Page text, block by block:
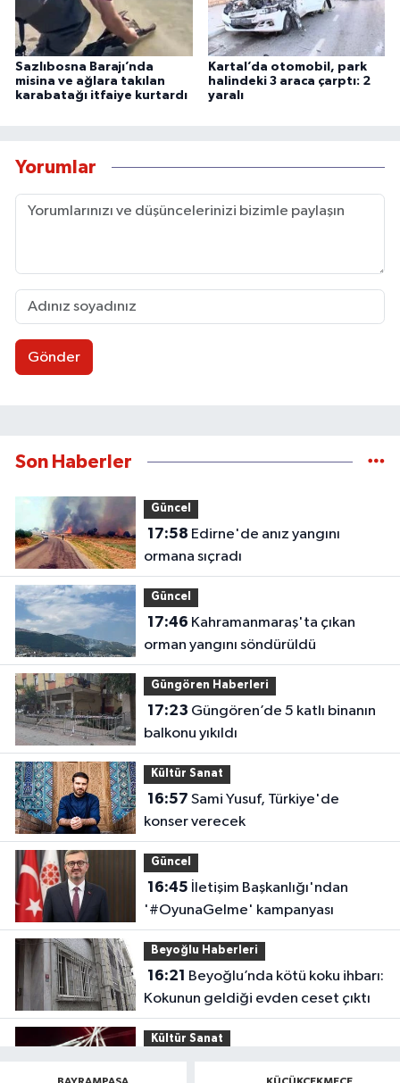
Sazlıbosna Barajı’nda
misina ve ağlara takılan
karabatağı itfaiye kurtardı
Kartal’da otomobil, park
halindeki 3 araca çarptı: 2
yaralı
Yorumlar
Gönder
Son Haberler
Güncel
17:58
ormana sıçradı
Güncel
17:46
orman yangını söndürüldü
Güngören Haberleri
17:23
balkonu yıkıldı
Kültür Sanat
16:57
konser verecek
Güncel
16:45
'#OyunaGelme' kampanyası
Beyoğlu Haberleri
16:21
Kokunun geldiği evden ceset çıktı
Kültür Sanat
BAYRAMPAŞA KÜÇÜKÇEKMECE